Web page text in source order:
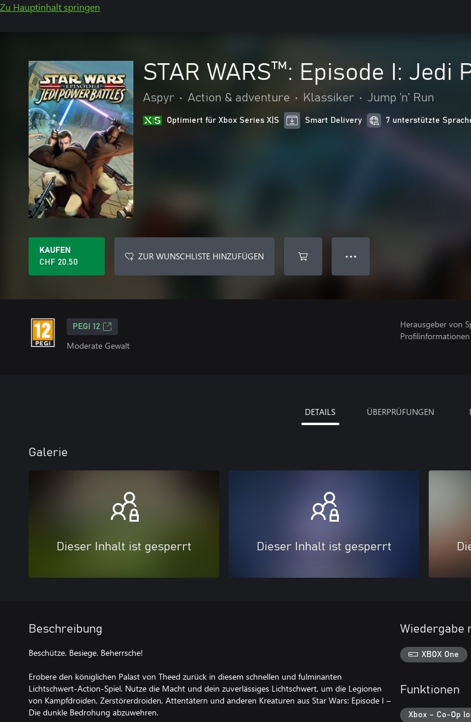
Zu Hauptinhalt springen
STAR WARS™: Episode I: Jedi
Aspyr • Action & adventure • Klassiker • Jump ’n’ Run
Optimiert für Xbox Series X|S Smart Delivery 7 unterstützte
KAUFEN
CHF 20.50
ZUR WUNSCHLISTE HINZUFÜGEN ● ● ●
PEGI 12
Moderate Gewalt
Herausgeber von
DETAILS ÜBERPRÜFUNGEN
Galerie
Dieser Inhalt ist gesperrt Dieser Inhalt ist gesperrt
Beschreibung
Beschütze. Besiege. Beherrsche!
Erobere den königlichen Palast von Theed zurück in diesem schnellen und fulminanten
Lichtschwert-Action-Spiel. Nutze die Macht und dein zuverlässiges Lichtschwert, um die Legionen
von Kampfdroiden, Zerstörerdroiden, Attentätern und anderen Kreaturen aus Star Wars: Episode I –
Die dunkle Bedrohung abzuwehren.
Wiedergabe
XBOX One
Funktionen
Xbox – Co-Op